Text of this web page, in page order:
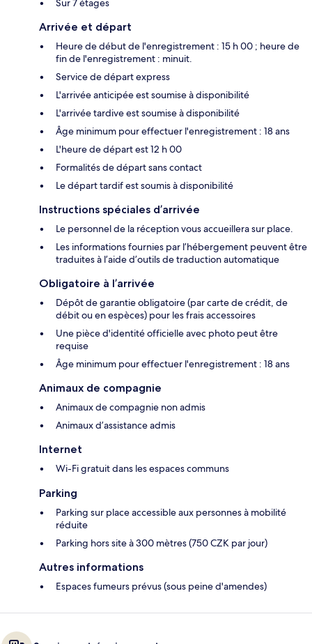
Sur 7 étages
Arrivée et départ
Heure de début de l'enregistrement : 15 h 00 ; heure de
fin de l'enregistrement : minuit.
Service de départ express
L'arrivée anticipée est soumise à disponibilité
L'arrivée tardive est soumise à disponibilité
Âge minimum pour effectuer l'enregistrement : 18 ans
L'heure de départ est 12 h 00
Formalités de départ sans contact
Le départ tardif est soumis à disponibilité
Instructions spéciales d’arrivée
Le personnel de la réception vous accueillera sur place.
Les informations fournies par l’hébergement peuvent être
traduites à l’aide d’outils de traduction automatique
Obligatoire à l’arrivée
Dépôt de garantie obligatoire (par carte de crédit, de
débit ou en espèces) pour les frais accessoires
Une pièce d'identité officielle avec photo peut être
requise
Âge minimum pour effectuer l'enregistrement : 18 ans
Animaux de compagnie
Animaux de compagnie non admis
Animaux d’assistance admis
Internet
Wi-Fi gratuit dans les espaces communs
Parking
Parking sur place accessible aux personnes à mobilité
réduite
Parking hors site à 300 mètres (750 CZK par jour)
Autres informations
Espaces fumeurs prévus (sous peine d'amendes)